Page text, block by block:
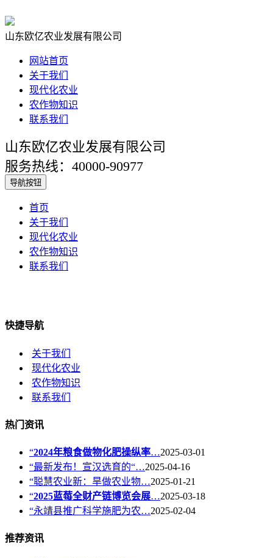
山东欧亿农业发展有限公司
网站首页
关于我们
现代化农业
农作物知识
联系我们
山东欧亿农业发展有限公司
服务热线：40000-90977
导航按钮
首页
关于我们
现代化农业
农作物知识
联系我们
快捷导航
关于我们
现代化农业
农作物知识
联系我们
热门资讯
“2024年粮食做物化肥操纵率…2025-03-01
“最新发布！宣汉选育的“…2025-04-16
“聪慧农业新：旱做农业物…2025-01-21
“2025蓝莓全财产链博览会展…2025-03-18
“永靖县推广科学施肥为农…2025-02-04
推荐资讯